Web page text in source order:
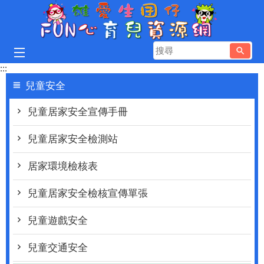
跳到主要內容區塊
搜
尋
:::
兒童安全
兒童居家安全宣傳手冊
兒童居家安全檢測站
居家環境檢核表
兒童居家安全檢核宣傳單張
兒童遊戲安全
兒童交通安全